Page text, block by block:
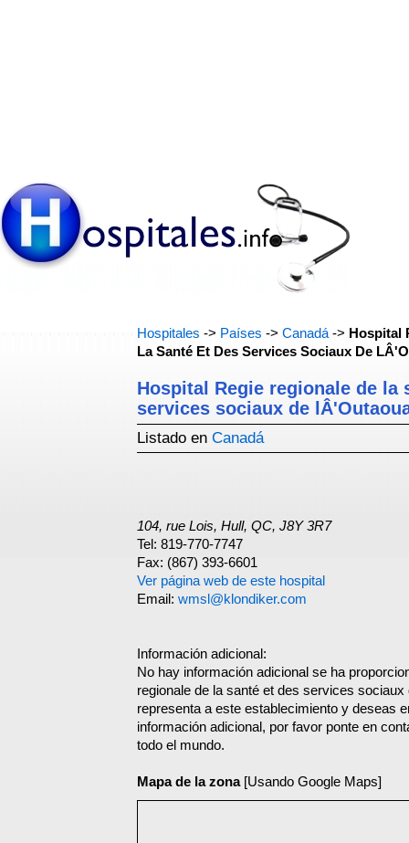
Hospitales -> Países -> Canadá -> Hospital
La Santé Et Des Services Sociaux De
Hospital Regie regionale de la
services sociaux de
Listado en Canadá
104, rue Lois, Hull, QC, J8Y 3R7
Tel: 819-770-7747
Fax: (867) 393-6601
Ver página web de este hospital
Email: wmsl@klondiker.com
Información adicional:
No hay información adicional se ha
regionale de la santé et des services
representa a este establecimiento y deseas
información adicional, por favor ponte en
todo el mundo.
Mapa de la zona[Usando Google Maps]